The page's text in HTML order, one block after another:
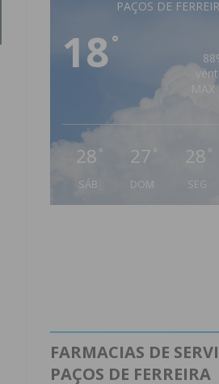
PAÇOS DE
18°
MAX
28 °
SÁB
27 °
DOM
28 °
SEG
FARMACIAS DE
PAÇOS DE FERREIRA